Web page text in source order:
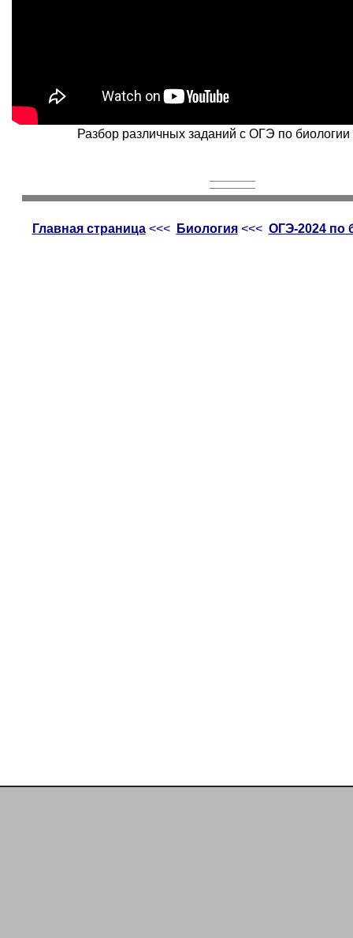
Разбор различных заданий с ОГЭ по биологии
Главная страница<<< Биология<<< ОГЭ-2024 по